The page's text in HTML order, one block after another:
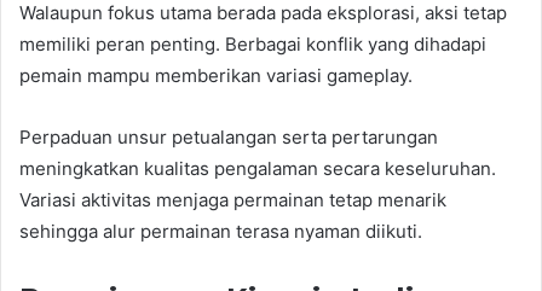
Walaupun fokus utama berada pada eksplorasi, aksi tetap
memiliki peran penting. Berbagai konflik yang dihadapi
pemain mampu memberikan variasi gameplay.
Perpaduan unsur petualangan serta pertarungan
meningkatkan kualitas pengalaman secara keseluruhan.
Variasi aktivitas menjaga permainan tetap menarik
sehingga alur permainan terasa nyaman diikuti.